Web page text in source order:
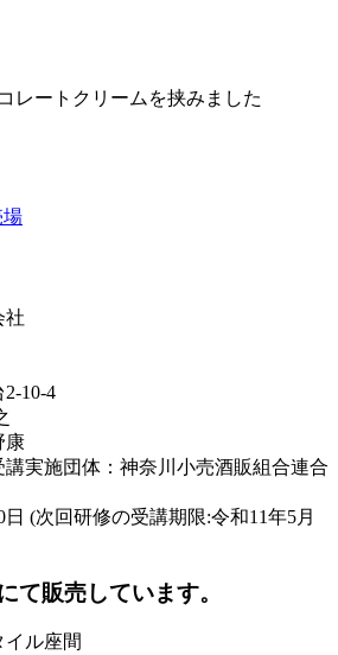
レートクリームを挟みました
場
社
10-4
康
実施団体：神奈川小売酒販組合連合
(次回研修の受講期限:令和11年5月
て販売しています。
ル座間